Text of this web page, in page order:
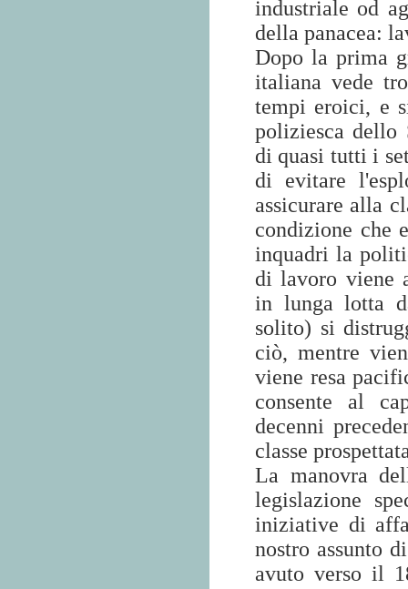
industriale od
della panacea:
Dopo la prima
italiana vede
tempi eroici, e
poliziesca dello
di quasi tutti i
di evitare
assicurare alla
condizione che
inquadri la
di lavoro viene
in lunga lotta
solito) si
ciò, mentre
viene resa
consente al
decenni
classe
La manovra
legislazione
iniziative di
nostro assunto
avuto verso il